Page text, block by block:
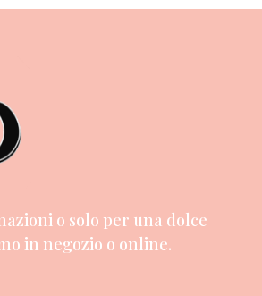
o solo per una dolce
in negozio o online.